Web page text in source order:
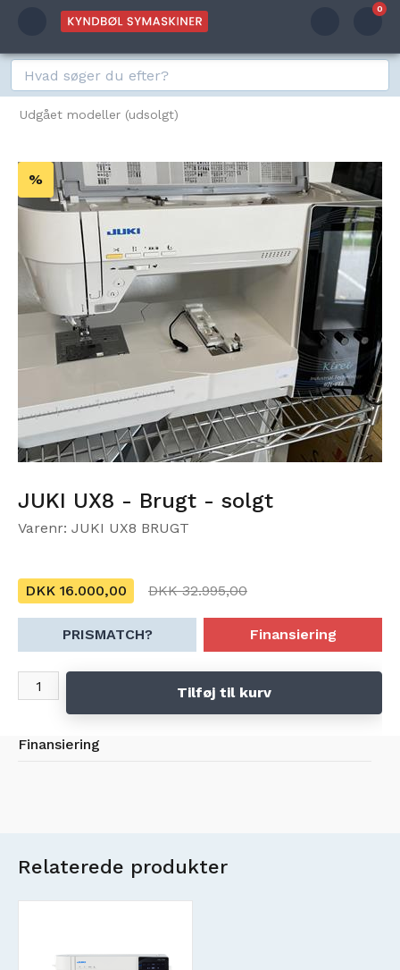
0
Udgået modeller (udsolgt)
%
JUKI UX8 - Brugt - solgt
Varenr: JUKI UX8 BRUGT
DKK 16.000,00 DKK 32.995,00
PRISMATCH? Finansiering
Tilføj til kurv
Finansiering
Relaterede produkter